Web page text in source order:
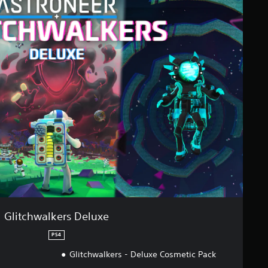
Glitchwalkers Deluxe
PS4
Glitchwalkers - Deluxe Cosmetic Pack